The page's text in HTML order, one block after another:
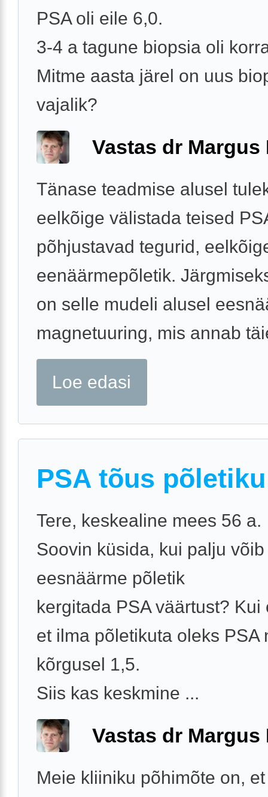
PSA oli eile 6,0.
3-4 a tagune biopsia oli
Mitme aasta järel on uus
vajalik?
Vastas dr Margus
Tänase teadmise alusel
eelkõige välistada teised
põhjustavad tegurid,
eenäärmepõletik.
on selle mudeli alusel
magnetuuring, mis annab
Loe edasi
PSA tõus
Tere, keskealine mees 56 a.
Soovin küsida, kui palju võib
eesnäärme põletik
kergitada PSA väärtust? Kui
et ilma põletikuta oleks PSA
kõrgusel 1,5.
Siis kas keskmine ...
Vastas dr Margus
Meie kliiniku põhimõte on,